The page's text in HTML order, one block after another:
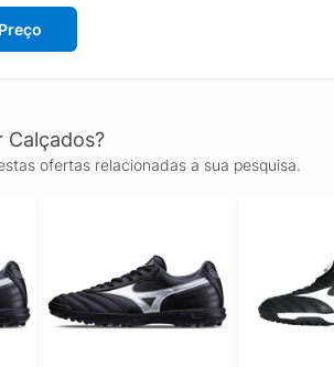
Calçados?
ofertas relacionadas a sua pesquisa.